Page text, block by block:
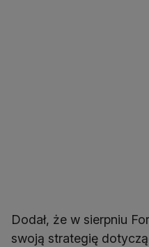
Dodał, że w sierpniu
swoją strategię